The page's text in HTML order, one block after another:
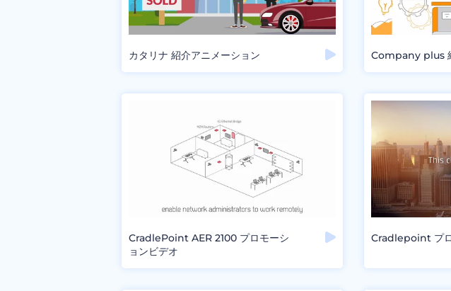
カタリナ 紹介アニメーション Company plus
CradlePoint AER 2100 プロモーシ
ョンビデオ
Cradlepoint プ